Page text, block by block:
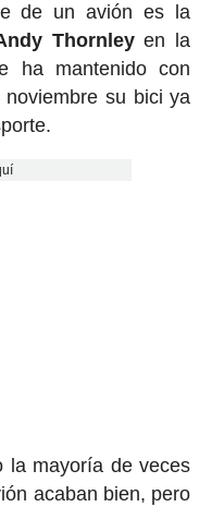
de un avión es la
Thornleyen la
ha mantenido con
su bici ya
la mayoría de veces
acaban bien, pero